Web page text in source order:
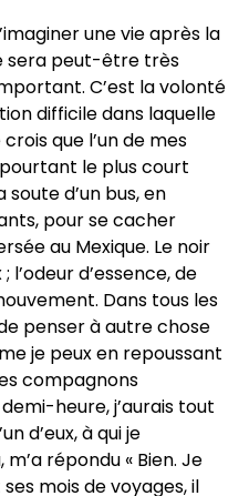
une vie après la
sera peut-être très
C’est la volonté
difficile dans laquelle
que l’un de mes
le plus court
soute d’un bus, en
pour se cacher
au Mexique. Le noir
l’odeur d’essence, de
Dans tous les
penser à autre chose
je peux en repoussant
compagnons
heure, j’aurais tout
d’eux, à qui je
répondu « Bien. Je
ses mois de voyages, il